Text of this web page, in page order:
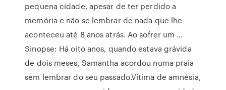
pequena cidade, apesar de ter perdido a
memória e não se lembrar de nada que lhe
aconteceu até 8 anos atrás. Ao sofrer um …
Sinopse: Há oito anos, quando estava grávida
de dois meses, Samantha acordou numa praia
sem lembrar do seu passado.Vítima de amnésia,